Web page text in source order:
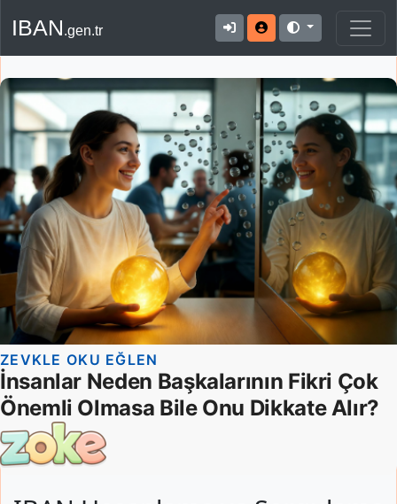
IBAN.gen.tr